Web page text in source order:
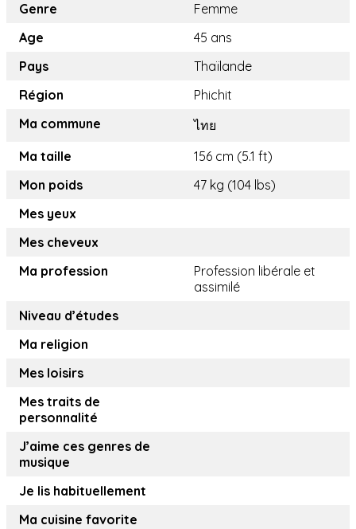
Genre
Femme
Age
45 ans
Pays
Thaïlande
Région
Phichit
Ma commune
ไทย
Ma taille
156 cm (5.1 ft)
Mon poids
47 kg (104 lbs)
Mes yeux
Mes cheveux
Ma profession
Profession libérale et
assimilé
Niveau d’études
Ma religion
Mes loisirs
Mes traits de
personnalité
J’aime ces genres de
musique
Je lis habituellement
Ma cuisine favorite